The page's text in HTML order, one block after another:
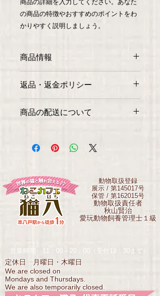
商品の詳細を入力してください。あなた
の商品の特徴やおすすめのポイントをわ
かりやすく説明しましょう。
商品情報
ズ、素材、取扱説明に加え、商品の特
徴やおすすめのポイントなどを説明し
ましょう。
返品・返金ポリシー
商品にご満足いただけなかった場合の
で、お客様の信頼を獲得し、安心して
商品の配送について
てください。配送情報を明確にするこ
動物取扱登録
展示 / 第145017号
保管 / 第162015号
動物取扱責任者
秋山賢治
愛玩動物飼養管理士１級
営業時間 11：00～20：00（受付19：30まで）
定休日 月曜日・木曜日
We are closed on
Mondays and Thursdays.
We are also temporarily closed.